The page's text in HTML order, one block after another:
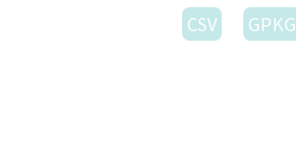
CSV
GPKG